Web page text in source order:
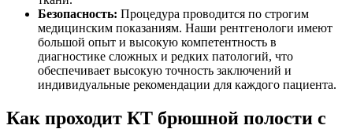
Безопасность: Процедура проводится по строгим
медицинским показаниям. Наши рентгенологи имеют
большой опыт и высокую компетентность в
диагностике сложных и редких патологий, что
обеспечивает высокую точность заключений и
индивидуальные рекомендации для каждого пациента.
Как проходит КТ брюшной полости с